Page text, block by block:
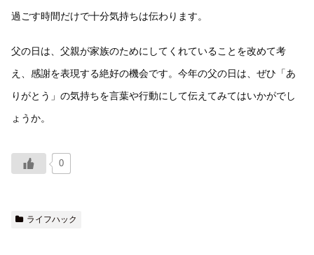
過ごす時間だけで十分気持ちは伝わります。
父の日は、父親が家族のためにしてくれていることを改めて考
え、感謝を表現する絶好の機会です。今年の父の日は、ぜひ「あ
りがとう」の気持ちを言葉や行動にして伝えてみてはいかがでし
ょうか。
0
ライフハック